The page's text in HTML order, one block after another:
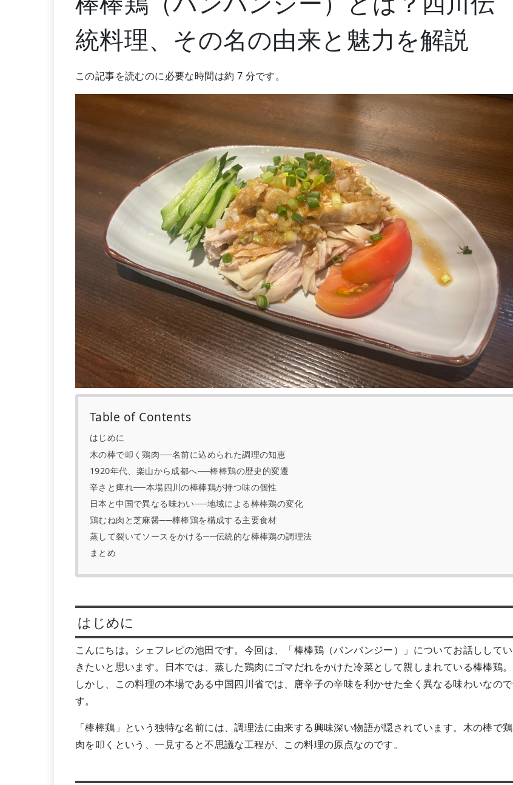
統料理、その名の由来と魅力を解説
この記事を読むのに必要な時間は約 7 分です。
Table of Contents
はじめに
木の棒で叩く鶏肉──名前に込められた調理の知恵
1920年代、楽山から成都へ──棒棒鶏の歴史的変遷
辛さと痺れ──本場四川の棒棒鶏が持つ味の個性
日本と中国で異なる味わい──地域による棒棒鶏の変化
鶏むね肉と芝麻醤──棒棒鶏を構成する主要食材
蒸して裂いてソースをかける──伝統的な棒棒鶏の調理法
まとめ
はじめに
こんにちは。シェフレピの池田です。今回は、「棒棒鶏（バンバンジー）」についてお話ししてい
きたいと思います。日本では、蒸した鶏肉にゴマだれをかけた冷菜として親しまれている棒棒鶏。
しかし、この料理の本場である中国四川省では、唐辛子の辛味を利かせた全く異なる味わいなので
す。
「棒棒鶏」という独特な名前には、調理法に由来する興味深い物語が隠されています。木の棒で鶏
肉を叩くという、一見すると不思議な工程が、この料理の原点なのです。